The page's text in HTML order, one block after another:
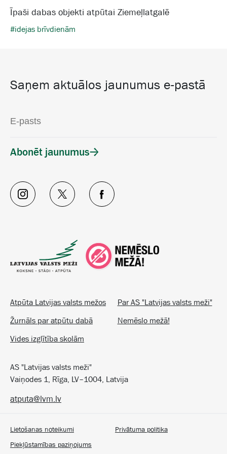
Īpaši dabas objekti atpūtai Ziemeļlatgalē
#idejas brīvdienām
Atpūta Latvijas valsts mežos
Par AS "Latvijas valsts meži"
Žurnāls par atpūtu dabā
Nemēslo mežā!
Vides izglītība skolām
AS "Latvijas valsts meži"
Vaiņodes 1, Rīga, LV–1004, Latvija
Saņem aktuālos jaunumus e-pastā
Abonēt jaunumus
Lietošanas noteikumi
Privātuma politika
Piekļūstamības paziņojums
atputa@lvm.lv